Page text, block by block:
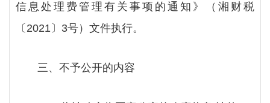
信息处理费管理有关事项的通知》（湘财税
〔 2021〕3号）文件执行。
三、不予公开的内容